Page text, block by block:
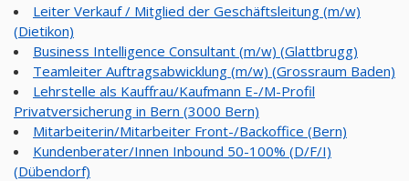
Leiter Verkauf / Mitglied der Geschäftsleitung (m/w)
(Dietikon)
Business Intelligence Consultant (m/w) (Glattbrugg)
Teamleiter Auftragsabwicklung (m/w) (Grossraum Baden)
Lehrstelle als Kauffrau/Kaufmann E-/M-Profil
Privatversicherung in Bern (3000 Bern)
Mitarbeiterin/Mitarbeiter Front-/Backoffice (Bern)
Kundenberater/Innen Inbound 50-100% (D/F/I)
(Dübendorf)